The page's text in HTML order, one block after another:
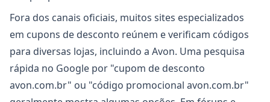
Fora dos canais oficiais, muitos sites especializados
em cupons de desconto reúnem e verificam códigos
para diversas lojas, incluindo a Avon. Uma pesquisa
rápida no Google por "cupom de desconto
avon.com.br" ou "código promocional avon.com.br"